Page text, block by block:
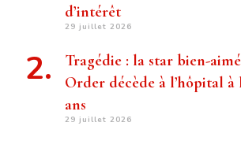
d’intérêt
29 juillet 2026
Tragédie : la star bien-
Order décède à l’hôpital à
ans
29 juillet 2026